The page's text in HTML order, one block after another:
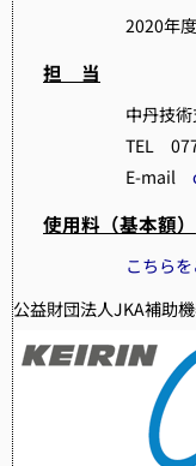
2020年度
担 当
中丹技
TEL
E-mail
使用料（基本額）
こちら
公益財団法人JKA補助